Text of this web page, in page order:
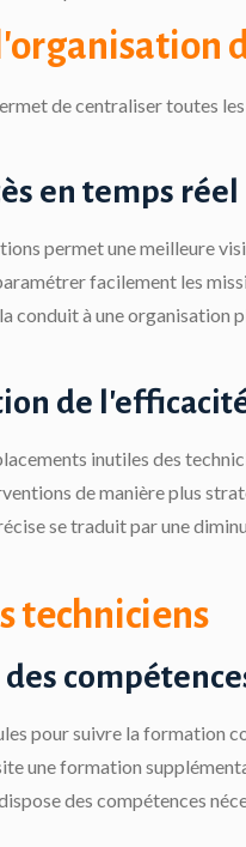
de centraliser toutes
en temps réel
permet une meilleure
facilement les
conduit à une organisation
de
inutiles des
de manière plus
se traduit par une
techniciens
pour suivre la formation
une formation
des compétences